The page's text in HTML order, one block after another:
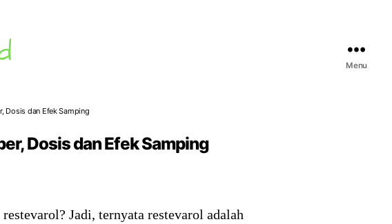
Menu
Dosis dan Efek Samping
Dosis dan Efek Samping
Jadi, ternyata restevarol adalah